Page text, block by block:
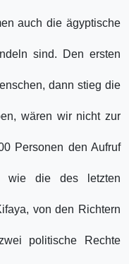
auch die ägyptische
sind. Den ersten
dann stieg die
wären wir nicht zur
Personen den Aufruf
wie die des letzten
von den Richtern
politische Rechte